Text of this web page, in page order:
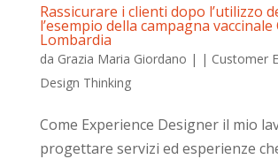
Rassicurare i clienti dopo l’utilizzo
l’esempio della campagna vaccinale
Lombardia
da Grazia Maria Giordano | | Customer
Design Thinking
Come Experience Designer il mio
progettare servizi ed esperienze